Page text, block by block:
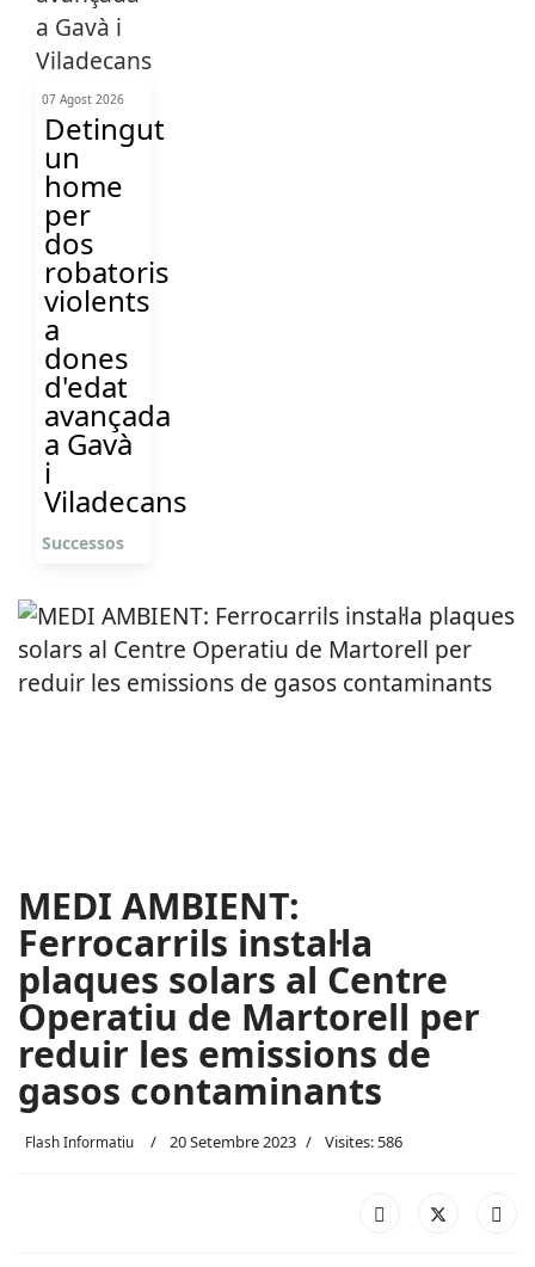
07 Agost 2026
Detingut
un
home
per
dos
robatoris
violents
a
dones
d'edat
avançada
a Gavà
i
Viladecans
Successos
MEDI AMBIENT:
Ferrocarrils instal·la
plaques solars al Centre
Operatiu de Martorell per
reduir les emissions de
gasos contaminants
Flash Informatiu 20 Setembre 2023 Visites: 586